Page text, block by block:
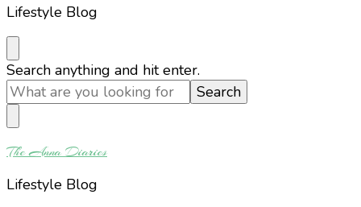
Lifestyle Blog
Looking
for
Something?
Search anything and hit enter.
The Anna Diaries
Lifestyle Blog